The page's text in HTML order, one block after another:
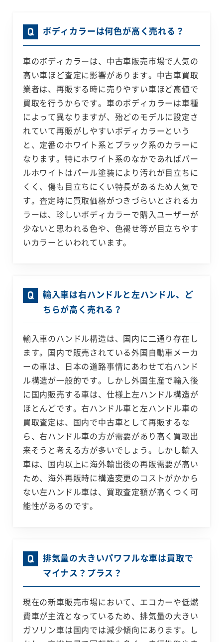
ボディカラーは何色が高く売れる？
車のボディカラーは、中古車販売市場で人気の
高い車ほど査定に影響があります。中古車買取
業者は、再販する時に売りやすい車ほど高値で
買取を行うからです。車のボディカラーは車種
によって異なりますが、殆どのモデルに設定さ
れていて再販がしやすいボディカラーという
と、定番のホワイト系とブラック系のカラーに
なります。特にホワイト系のなかであればパー
ルホワイトはパール塗装により汚れが目立ちに
くく、傷も目立ちにくい特長があるため人気で
す。査定時に買取価格がつきづらいとされるカ
ラーは、珍しいボディカラーで購入ユーザーが
少ないと思われる色や、色褪せ等が目立ちやす
いカラーといわれています。
輸入車は右ハンドルと左ハンドル、ど
ちらが高く売れる？
輸入車のハンドル構造は、国内に二通り存在し
ます。国内で販売されている外国自動車メーカ
ーの車は、日本の道路事情にあわせて右ハンド
ル構造が一般的です。しかし外国生産で輸入後
に国内販売する車は、仕様上左ハンドル構造が
ほとんどです。右ハンドル車と左ハンドル車の
買取査定は、国内で中古車として再販するな
ら、右ハンドル車の方が需要があり高く買取出
来そうと考える方が多いでしょう。しかし輸入
車は、国内以上に海外輸出後の再販需要が高い
ため、海外再販時に構造変更のコストがかから
ない左ハンドル車は、買取査定額が高くつく可
能性があるのです。
排気量の大きいパワフルな車は買取で
マイナス？プラス？
現在の新車販売市場において、エコカーや低燃
費車が主流となっているため、排気量の大きい
ガソリン車は国内では減少傾向にあります。し